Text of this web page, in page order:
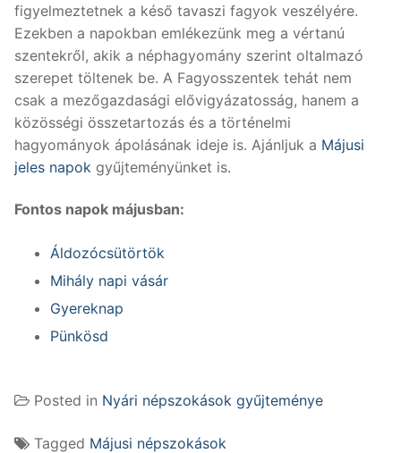
figyelmeztetnek a késő tavaszi fagyok veszélyére.
Ezekben a napokban emlékezünk meg a vértanú
szentekről, akik a néphagyomány szerint oltalmazó
szerepet töltenek be. A Fagyosszentek tehát nem
csak a mezőgazdasági elővigyázatosság, hanem a
közösségi összetartozás és a történelmi
hagyományok ápolásának ideje is. Ajánljuk a Májusi
jeles napok gyűjteményünket is.
Fontos napok májusban:
Áldozócsütörtök
Mihály napi vásár
Gyereknap
Pünkösd
Posted in Nyári népszokások gyűjteménye
Tagged Májusi népszokások